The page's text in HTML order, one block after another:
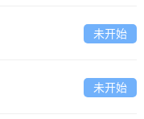
未开始
未开始